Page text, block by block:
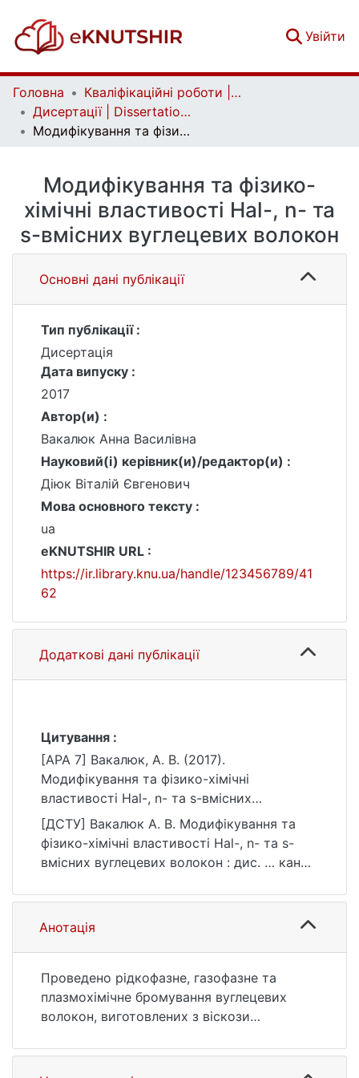
Увійти
Головна
Кваліфікаційні роботи | Qualifying works
Дисертації | Dissertations
Модифікування та фізико-хімічні властивості Hal-, n- та s-вмісних вуглецевих волокон
Модифікування та фізико-
хімічні властивості Hal-, n- та
s-вмісних вуглецевих волокон
Основні дані публікації
Тип публікації :
Дисертація
Дата випуску :
2017
Автор(и) :
Вакалюк Анна Василівна
Науковий(і) керівник(и)/редактор(и) :
Діюк Віталій Євгенович
Мова основного тексту :
ua
eKNUTSHIR URL :
https://ir.library.knu.ua/handle/123456789/41
62
Додаткові дані публікації
Цитування :
[APA 7] Вакалюк, А. В. (2017).
Модифікування та фізико-хімічні
властивості Hal-, n- та s-вмісних
вуглецевих волокон [Дис. канд. хім. наук,
Київський національний університет імені
Тараса Шевченка]. eKNUTSHIR.
https://ir.library.knu.ua/handle/123456789/41
62
[ДСТУ] Вакалюк А. В. Модифікування та
фізико-хімічні властивості Hal-, n- та s-
вмісних вуглецевих волокон : дис. … канд.
206 с. URL:
https://ir.library.knu.ua/handle/123456789/41
62 (дата звернення: 25.07.2026).
Анотація
Проведено рідкофазне, газофазне та
плазмохімічне бромування вуглецевих
волокон, виготовлених з віскози
В залежності від методу бромування
одержано Br-вмісні прекурсори з